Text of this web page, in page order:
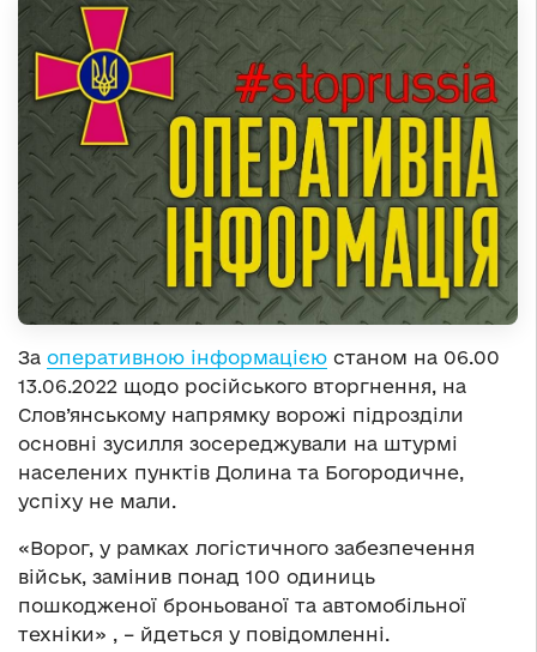
За оперативною інформацією станом на 06.00
13.06.2022 щодо російського вторгнення, на
Слов’янському напрямку ворожі підрозділи
основні зусилля зосереджували на штурмі
населених пунктів Долина та Богородичне,
успіху не мали.
«Ворог, у рамках логістичного забезпечення
військ, замінив понад 100 одиниць
пошкодженої броньованої та автомобільної
техніки» , – йдеться у повідомленні.